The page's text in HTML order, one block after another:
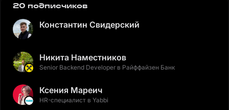
20 подписчиков
Константин Свидерский
Никита Наместников
Senior Backend Developer в Райффайзен Банк
Ксения Мареич
HR-специалист в Yabbi